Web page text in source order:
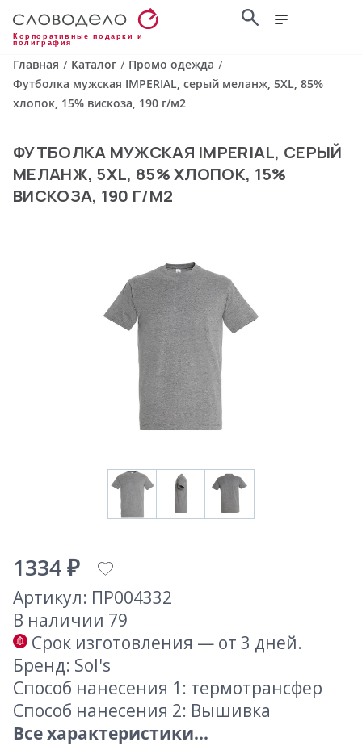
Корпоративные подарки и
полиграфия
Главная / Каталог / Промо одежда /
Футболка мужская IMPERIAL, серый меланж, 5XL, 85%
хлопок, 15% вискоза, 190 г/м2
ФУТБОЛКА МУЖСКАЯ IMPERIAL, СЕРЫЙ
МЕЛАНЖ, 5XL, 85% ХЛОПОК, 15%
ВИСКОЗА, 190 Г/М2
1334 ₽
Артикул: ПР004332
В наличии 79
Срок изготовления — от 3 дней.
Бренд: Sol's
Способ нанесения 1: термотрансфер
Способ нанесения 2: Вышивка
Все характеристики...